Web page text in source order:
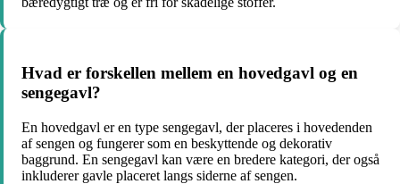
Hvad er forskellen mellem en hovedgavl og en
sengegavl?
En hovedgavl er en type sengegavl, der placeres i hovedenden
af sengen og fungerer som en beskyttende og dekorativ
baggrund. En sengegavl kan være en bredere kategori, der også
inkluderer gavle placeret langs siderne af sengen.